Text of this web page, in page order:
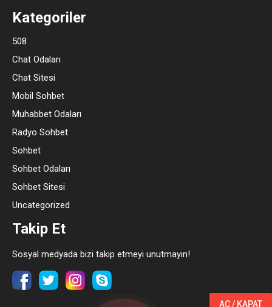
Kategoriler
508
Chat Odaları
Chat Sitesi
Mobil Sohbet
Muhabbet Odaları
Radyo Sohbet
Sohbet
Sohbet Odaları
Sohbet Sitesi
Uncategorized
Takip Et
Sosyal medyada bizi takip etmeyi unutmayın!
AÇ / KAPAT